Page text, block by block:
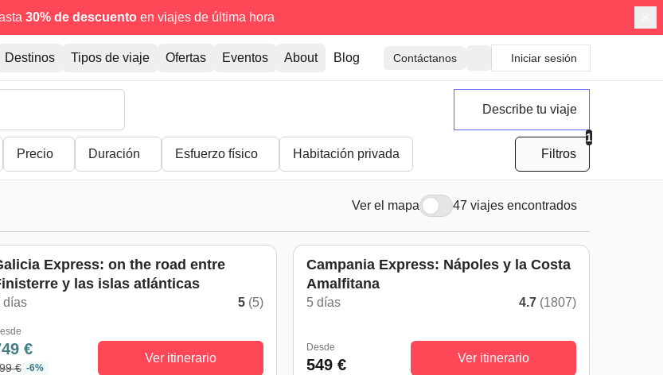
30% de descuentoen viajes de última hora
Destinos Tipos de viaje Ofertas Eventos About Blog Contáctanos Iniciar sesión
Describe tu viaje
Precio Duración Esfuerzo físico Habitación privada Filtros
1
47 viajes encontrados
Ver el mapa
Express: on the road entre
y las islas atlánticas
días 5 (5)
€
€ -6%
Ver itinerario
Campania Express: Nápoles y la Costa
Amalfitana
5 días 4.7 (1807)
Desde
549 € Ver itinerario